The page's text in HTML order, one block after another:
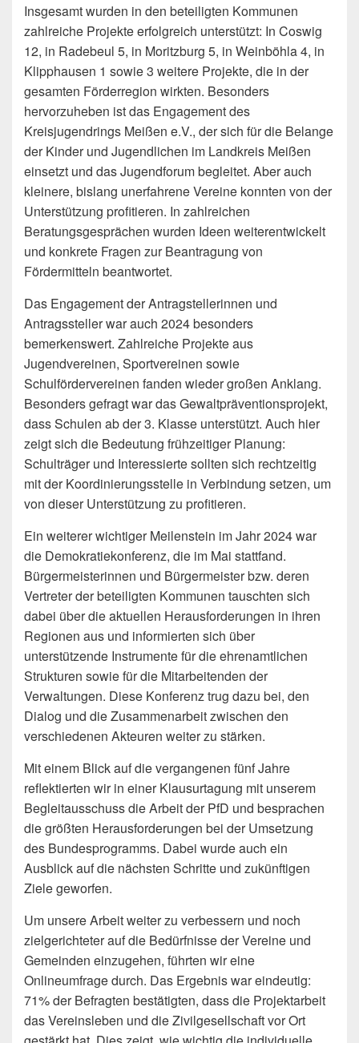
Insgesamt wurden in den beteiligten Kommunen
zahlreiche Projekte erfolgreich unterstützt: In Coswig
12, in Radebeul 5, in Moritzburg 5, in Weinböhla 4, in
Klipphausen 1 sowie 3 weitere Projekte, die in der
gesamten Förderregion wirkten. Besonders
hervorzuheben ist das Engagement des
Kreisjugendrings Meißen e.V., der sich für die Belange
der Kinder und Jugendlichen im Landkreis Meißen
einsetzt und das Jugendforum begleitet. Aber auch
kleinere, bislang unerfahrene Vereine konnten von der
Unterstützung profitieren. In zahlreichen
Beratungsgesprächen wurden Ideen weiterentwickelt
und konkrete Fragen zur Beantragung von
Fördermitteln beantwortet.
Das Engagement der Antragstellerinnen und
Antragssteller war auch 2024 besonders
bemerkenswert. Zahlreiche Projekte aus
Jugendvereinen, Sportvereinen sowie
Schulfördervereinen fanden wieder großen Anklang.
Besonders gefragt war das Gewaltpräventionsprojekt,
dass Schulen ab der 3. Klasse unterstützt. Auch hier
zeigt sich die Bedeutung frühzeitiger Planung:
Schulträger und Interessierte sollten sich rechtzeitig
mit der Koordinierungsstelle in Verbindung setzen, um
von dieser Unterstützung zu profitieren.
Ein weiterer wichtiger Meilenstein im Jahr 2024 war
die Demokratiekonferenz, die im Mai stattfand.
Bürgermeisterinnen und Bürgermeister bzw. deren
Vertreter der beteiligten Kommunen tauschten sich
dabei über die aktuellen Herausforderungen in ihren
Regionen aus und informierten sich über
unterstützende Instrumente für die ehrenamtlichen
Strukturen sowie für die Mitarbeitenden der
Verwaltungen. Diese Konferenz trug dazu bei, den
Dialog und die Zusammenarbeit zwischen den
verschiedenen Akteuren weiter zu stärken.
Mit einem Blick auf die vergangenen fünf Jahre
reflektierten wir in einer Klausurtagung mit unserem
Begleitausschuss die Arbeit der PfD und besprachen
die größten Herausforderungen bei der Umsetzung
des Bundesprogramms. Dabei wurde auch ein
Ausblick auf die nächsten Schritte und zukünftigen
Ziele geworfen.
Um unsere Arbeit weiter zu verbessern und noch
zielgerichteter auf die Bedürfnisse der Vereine und
Gemeinden einzugehen, führten wir eine
Onlineumfrage durch. Das Ergebnis war eindeutig:
71% der Befragten bestätigten, dass die Projektarbeit
das Vereinsleben und die Zivilgesellschaft vor Ort